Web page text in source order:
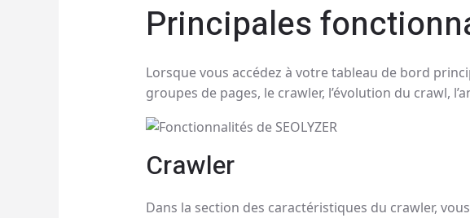
Principales
Lorsque vous accédez à votre tableau de bord
groupes de pages, le crawler, l’évolution du crawl,
Crawler
Dans la section des caractéristiques du crawler,